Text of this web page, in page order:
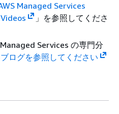
Managed Services
」を参照してくださ
Managed Services の専門分
ブログを参照してください